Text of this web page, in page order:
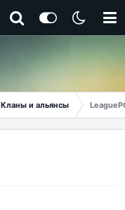
Кланы и альянсы